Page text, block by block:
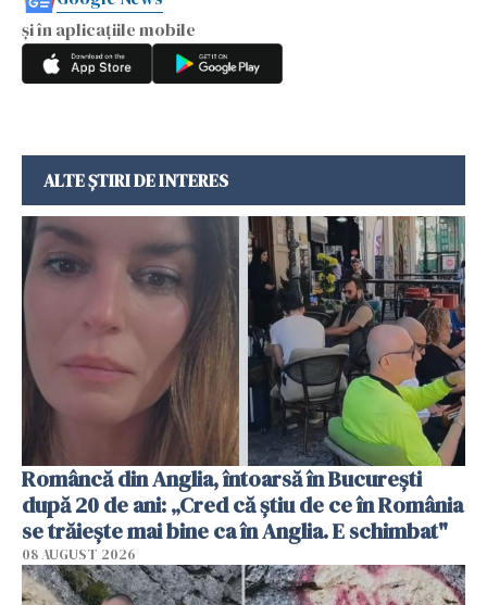
și în aplicațiile mobile
ALTE ȘTIRI DE INTERES
Româncă din Anglia, întoarsă în București
după 20 de ani: „Cred că știu de ce în România
se trăiește mai bine ca în Anglia. E schimbat"
08 AUGUST 2026